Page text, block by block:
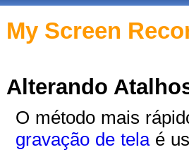
My Screen
Alterando
O método mais
gravação de telaé